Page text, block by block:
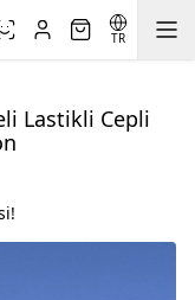
TR
Lastikli Cepli